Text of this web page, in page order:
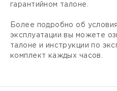
гарантийном талоне.
Более подробно об
эксплуатации вы можете
талоне и инструкции по
комплект каждых часов.